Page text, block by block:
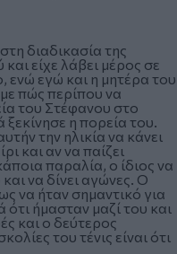
διαδικασία της
είχε λάβει μέρος σε
εγώ και η μητέρα του
πώς περίπου να
του Στέφανου στο
ξεκίνησε η πορεία του.
την ηλικία να κάνει
και αν να παίζει
παραλία, ο ίδιος να
να δίνει αγώνες. Ο
να ήταν σημαντικό για
ότι ήμασταν μαζί του και
και ο δεύτερος
του τένις είναι ότι